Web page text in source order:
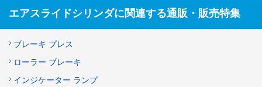
エアスライドシリンダに関連する通販・販売特集
ブレーキ プレス
ローラー ブレーキ
インジケーター ランプ